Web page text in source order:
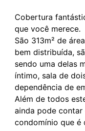
Cobertura
que você merece.
São 313m² de
bem distribuída,
sendo uma delas
íntimo, sala de
dependência de
Além de todos
ainda pode